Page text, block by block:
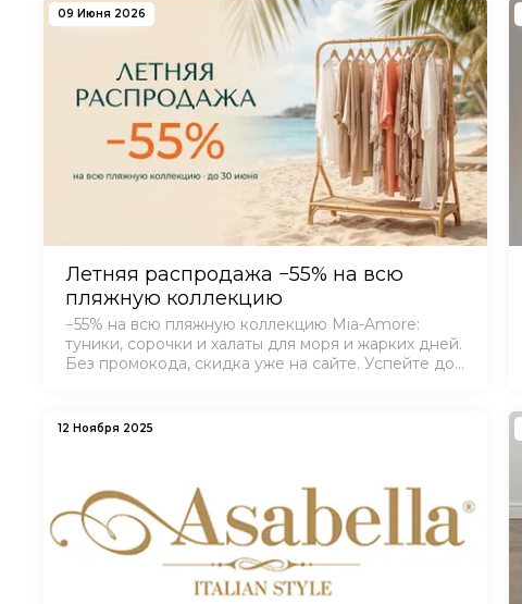
09 Июня 2026
Летняя распродажа −55% на всю
пляжную коллекцию
−55% на всю пляжную коллекцию Mia-Amore:
туники, сорочки и халаты для моря и жарких дней.
Без промокода, скидка уже на сайте. Успейте до
12 Ноября 2025